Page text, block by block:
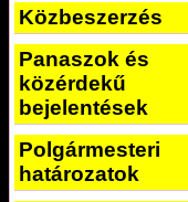
Közbeszerzés
Panaszok és
közérdekű
bejelentések
Polgármesteri
határozatok